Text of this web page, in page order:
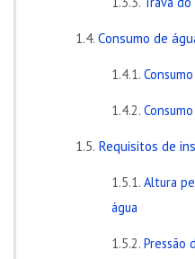
Consumo de
Requisitos de
Altura
água
Pressão